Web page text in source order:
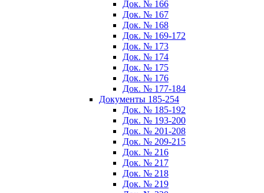
Док. № 166
Док. № 167
Док. № 168
Док. № 169-172
Док. № 173
Док. № 174
Док. № 175
Док. № 176
Док. № 177-184
Документы 185-254
Док. № 185-192
Док. № 193-200
Док. № 201-208
Док. № 209-215
Док. № 216
Док. № 217
Док. № 218
Док. № 219